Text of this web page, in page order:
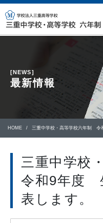
[NEWS]
最新情報
HOME 三重中学校・高等学校六年制 令
三重中学校
令和9年度
表します。